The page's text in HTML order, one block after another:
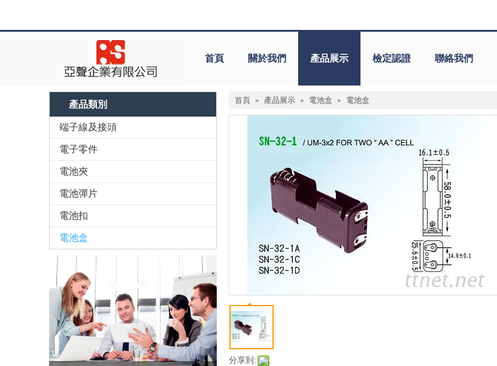
首頁 關於我們 產品展示 檢定認證 聯絡我們
產品類別
端子線及接頭
電子零件
電池夾
電池彈片
電池扣
電池盒
首頁 » 產品展示 » 電池盒 » 電池盒
分享到: